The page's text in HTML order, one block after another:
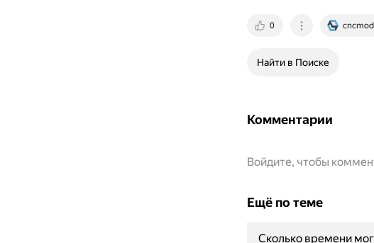
0
Найти в Поиске
Комментарии
Войдите, чтобы
Ещё по теме
Сколько времени